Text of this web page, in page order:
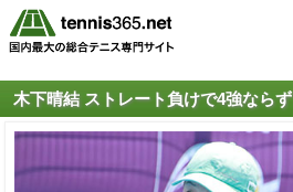
木下晴結 ストレート負けで4強ならず